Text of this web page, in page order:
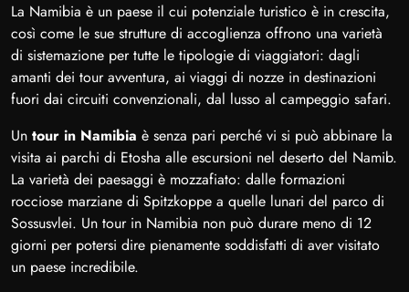
La Namibia è un paese il cui potenziale turistico è in crescita,
così come le sue strutture di accoglienza offrono una varietà
di sistemazione per tutte le tipologie di viaggiatori: dagli
amanti dei tour avventura, ai viaggi di nozze in destinazioni
fuori dai circuiti convenzionali, dal lusso al campeggio safari.
Un tour in Namibia è senza pari perché vi si può abbinare la
visita ai parchi di Etosha alle escursioni nel deserto del Namib.
La varietà dei paesaggi è mozzafiato: dalle formazioni
rocciose marziane di Spitzkoppe a quelle lunari del parco di
Sossusvlei. Un tour in Namibia non può durare meno di 12
giorni per potersi dire pienamente soddisfatti di aver visitato
un paese incredibile.